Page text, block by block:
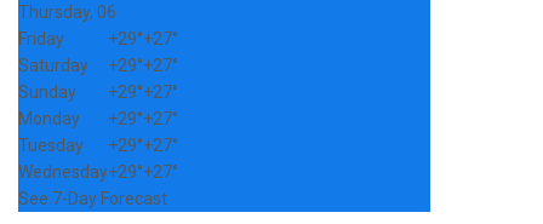
Thursday, 06
Friday
+29°+27°
Saturday
+29°+27°
Sunday
+29°+27°
Monday
+29°+27°
Tuesday
+29°+27°
Wednesday+29°+27°
See 7-Day Forecast